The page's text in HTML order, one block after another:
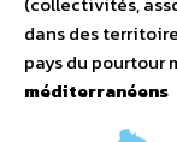
dans des
pays du pourtour
méditerranéens